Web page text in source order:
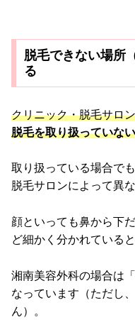
脱毛できない場所
る
クリニック・脱毛サロ
脱毛を取り扱っていない
取り扱っている場合で
脱毛サロンによって異な
顔といっても鼻から下
ど細かく分かれている
湘南美容外科の場合は
なっています（ただし
ん）。